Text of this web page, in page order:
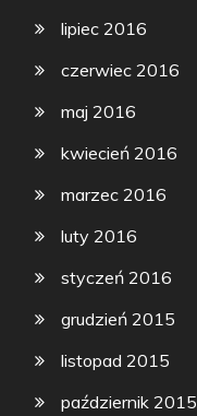
lipiec 2016
czerwiec 2016
maj 2016
kwiecień 2016
marzec 2016
luty 2016
styczeń 2016
grudzień 2015
listopad 2015
październik 2015